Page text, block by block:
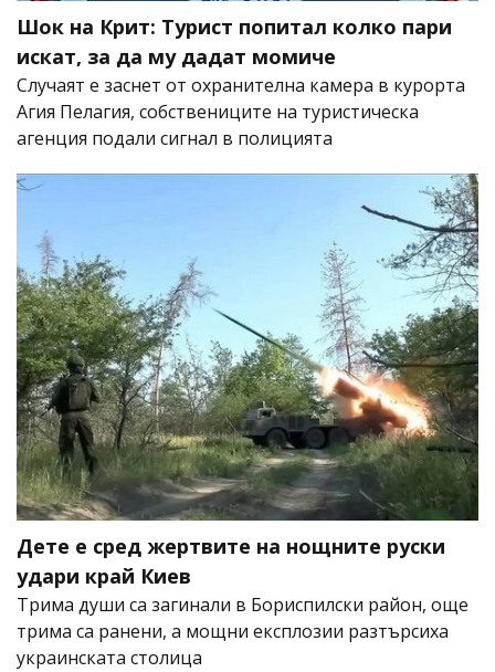
Шок на Крит: Турист попитал колко пари
искат, за да му дадат момиче
Случаят е заснет от охранителна камера в курорта
Агия Пелагия, собствениците на туристическа
агенция подали сигнал в полицията
Дете е сред жертвите на нощните руски
удари край Киев
Трима души са загинали в Бориспилски район, още
трима са ранени, а мощни експлозии разтърсиха
украинската столица